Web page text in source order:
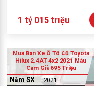
1 tỷ 015 triệu
Mua Bán Xe Ô Tô Cũ Toyota
Hilux 2.4AT 4x2 2021 Màu
Cam Giá 695 Triệu
Năm SX 2021